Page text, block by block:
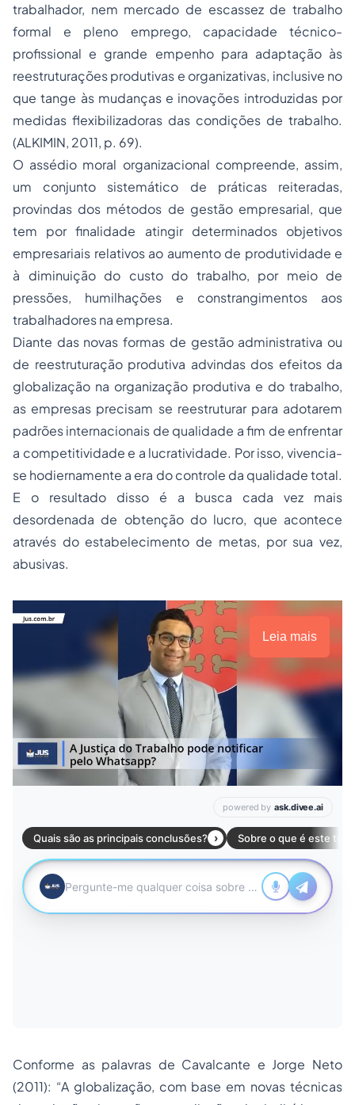
trabalhador, nem mercado de escassez de trabalho
formal e pleno emprego, capacidade técnico-
profissional e grande empenho para adaptação às
reestruturações produtivas e organizativas, inclusive no
que tange às mudanças e inovações introduzidas por
medidas flexibilizadoras das condições de trabalho.
(ALKIMIN, 2011, p. 69).
O assédio moral organizacional compreende, assim,
um conjunto sistemático de práticas reiteradas,
provindas dos métodos de gestão empresarial, que
tem por finalidade atingir determinados objetivos
empresariais relativos ao aumento de produtividade e
à diminuição do custo do trabalho, por meio de
pressões, humilhações e constrangimentos aos
trabalhadores na empresa.
Diante das novas formas de gestão administrativa ou
de reestruturação produtiva advindas dos efeitos da
globalização na organização produtiva e do trabalho,
as empresas precisam se reestruturar para adotarem
padrões internacionais de qualidade a fim de enfrentar
a competitividade e a lucratividade. Por isso, vivencia-
se hodiernamente a era do controle da qualidade total.
E o resultado disso é a busca cada vez mais
desordenada de obtenção do lucro, que acontece
através do estabelecimento de metas, por sua vez,
abusivas.
Leia mais
Conforme as palavras de Cavalcante e Jorge Neto
(2011): “A globalização, com base em novas técnicas